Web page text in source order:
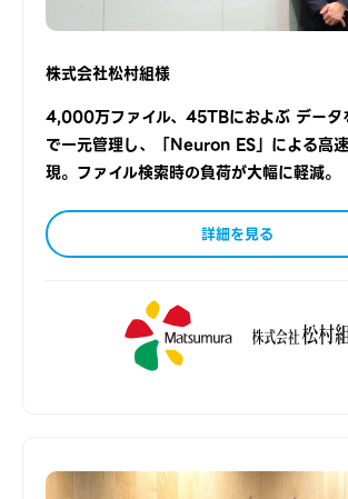
株式会社松村組様
4,000万ファイル、45TBにおよぶ データ
で一元管理し、「Neuron ES」による高
現。ファイル検索時の負荷が大幅に軽減。
詳細を見る